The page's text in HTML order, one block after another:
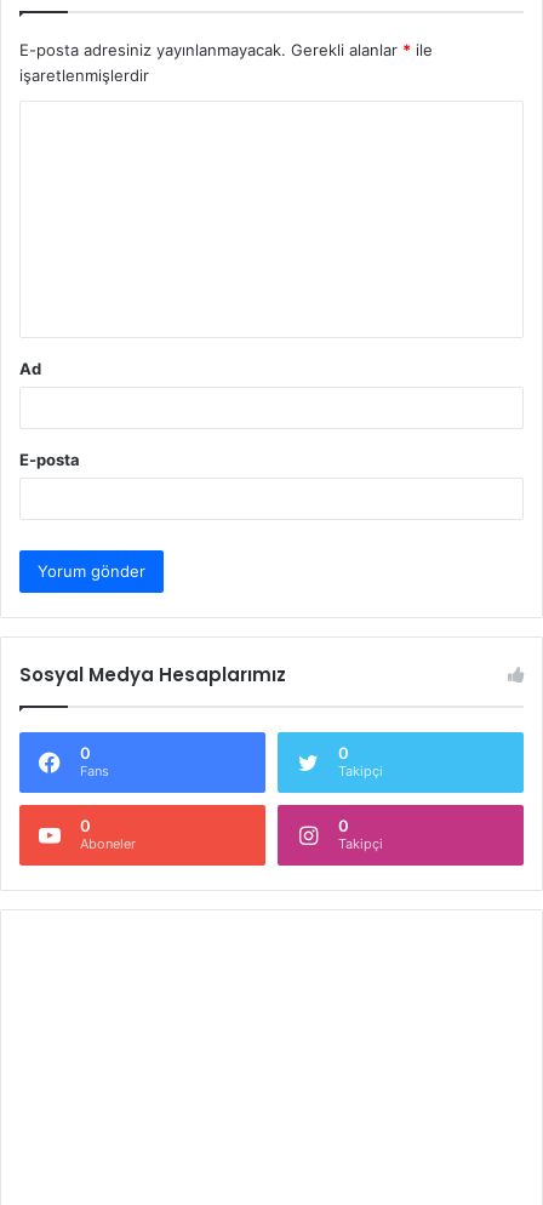
E-posta adresiniz yayınlanmayacak. Gerekli alanlar * ile
işaretlenmişlerdir
Ad
E-posta
Sosyal Medya Hesaplarımız
0
Fans
0
Takipçi
0
Aboneler
0
Takipçi